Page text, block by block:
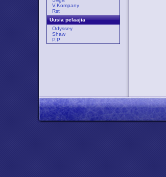
V.Kompany
Rst
Uusia pelaajia
Odyssey
Shaw
P.P